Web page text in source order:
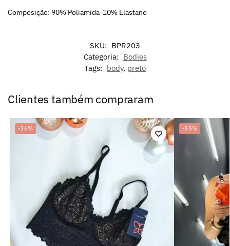
Composição: 90% Poliamida 10% Elastano
SKU: BPR203
Categoria: Bodies
Tags: body, preto
Clientes também compraram
-36% -35%